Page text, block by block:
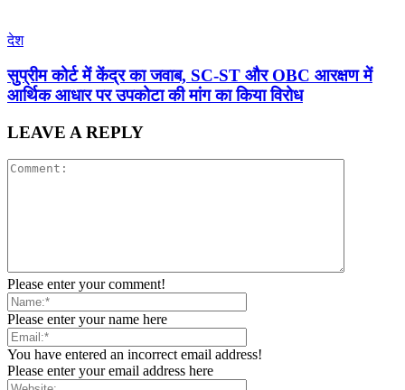
देश
सुप्रीम कोर्ट में केंद्र का जवाब, SC-ST और OBC आरक्षण में
आर्थिक आधार पर उपकोटा की मांग का किया विरोध
LEAVE A REPLY
Please enter your comment!
Please enter your name here
You have entered an incorrect email address!
Please enter your email address here